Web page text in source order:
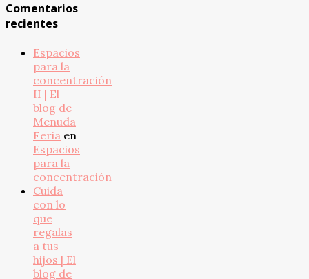
Comentarios
recientes
Espacios
para la
concentración
II | El
blog de
Menuda
Feria en
Espacios
para la
concentración
Cuida
con lo
que
regalas
a tus
hijos | El
blog de